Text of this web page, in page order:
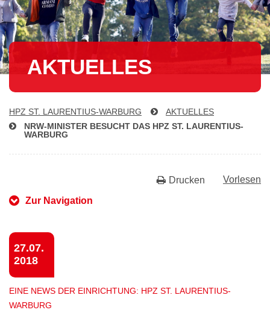
AKTUELLES
HPZ ST. LAU­REN­TI­US-WAR­BURG
AKTUELLES
NRW-MI­NIS­TER BESUCHT DAS HPZ ST. LAU­REN­TI­US-
WAR­BURG
Vorlesen
Drucken
Zur Navigation
27.07.
2018
EINE NEWS DER EINRICHTUNG: HPZ ST. LAURENTIUS-
WARBURG